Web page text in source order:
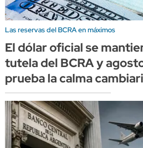
Las reservas del BCRA en máximos
El dólar oficial se
tutela del BCRA y
prueba la calma